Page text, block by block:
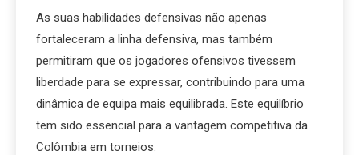
As suas habilidades defensivas não apenas
fortaleceram a linha defensiva, mas também
permitiram que os jogadores ofensivos tivessem
liberdade para se expressar, contribuindo para uma
dinâmica de equipa mais equilibrada. Este equilíbrio
tem sido essencial para a vantagem competitiva da
Colômbia em torneios.